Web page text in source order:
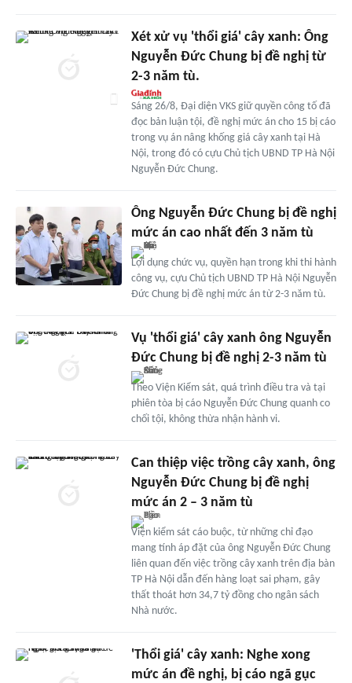
Xét xử vụ 'thổi giá' cây xanh: Ông
Nguyễn Đức Chung bị đề nghị từ
2-3 năm tù.
Sáng 26/8, Đại diện VKS giữ quyền công tố đã
đọc bản luận tội, đề nghị mức án cho 15 bị cáo
trong vụ án nâng khống giá cây xanh tại Hà
Nội, trong đó có cựu Chủ tịch UBND TP Hà Nội
Nguyễn Đức Chung.
Ông Nguyễn Đức Chung bị đề nghị
mức án cao nhất đến 3 năm tù
Lợi dụng chức vụ, quyền hạn trong khi thi hành
công vụ, cựu Chủ tịch UBND TP Hà Nội Nguyễn
Đức Chung bị đề nghị mức án từ 2-3 năm tù.
Vụ 'thổi giá' cây xanh ông Nguyễn
Đức Chung bị đề nghị 2-3 năm tù
Theo Viện Kiểm sát, quá trình điều tra và tại
phiên tòa bị cáo Nguyễn Đức Chung quanh co
chối tội, không thừa nhận hành vi.
Can thiệp việc trồng cây xanh, ông
Nguyễn Đức Chung bị đề nghị
mức án 2 – 3 năm tù
Viện kiểm sát cáo buộc, từ những chỉ đạo
mang tính áp đặt của ông Nguyễn Đức Chung
liên quan đến việc trồng cây xanh trên địa bàn
TP Hà Nội dẫn đến hàng loạt sai phạm, gây
thất thoát hơn 34,7 tỷ đồng cho ngân sách
Nhà nước.
'Thổi giá' cây xanh: Nghe xong
mức án đề nghị, bị cáo ngã gục